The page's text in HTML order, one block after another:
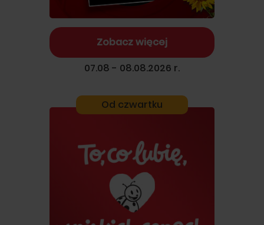
Zobacz więcej
07.08 - 08.08.2026 r.
Od czwartku